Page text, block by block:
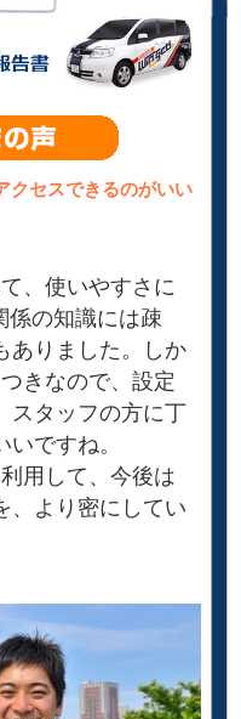
クセスできるのがいい
、使いやすさに
係の知識には疎
ありました。しか
きなので、設定
スタッフの方に丁
ですね。
用して、今後は
、より密にしてい